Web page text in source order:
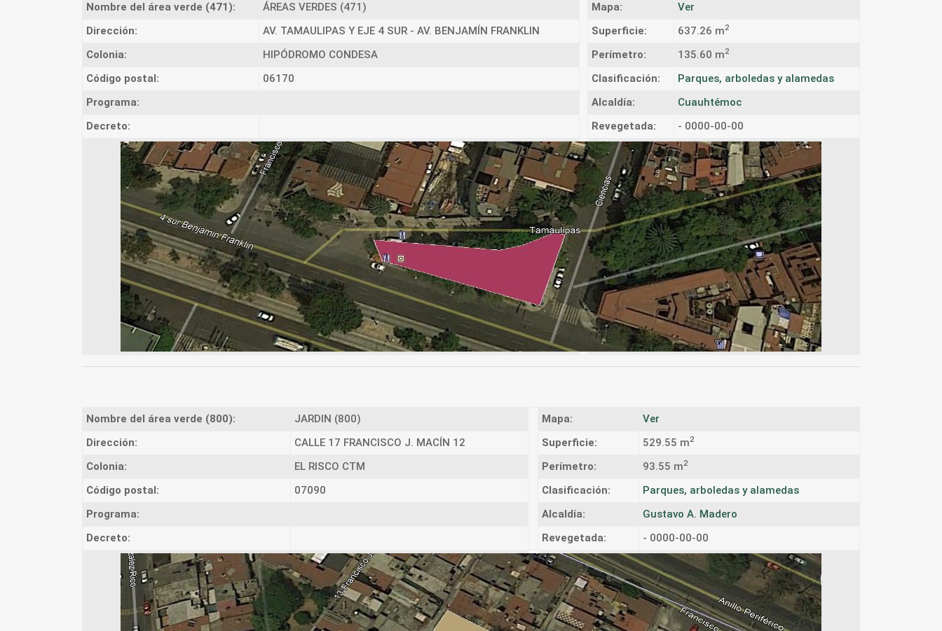
Nombre del área verde (471): ÁREAS VERDES (471) Mapa:
Ver
Dirección:
AV. TAMAULIPAS Y EJE 4 SUR - AV. BENJAMÍN FRANKLIN Superficie: 637.26 m2
Colonia: HIPÓDROMO CONDESA Perímetro: 135.60 m2
Código postal: 06170 Clasificación:
Parques, arboledas y alamedas
Programa:
Alcaldía:
Cuauhtémoc
Decreto:
Revegetada: - 0000-00-00
Nombre del área verde (800): JARDIN (800) Mapa:
Ver
Dirección:
CALLE 17 FRANCISCO J. MACÍN 12 Superficie: 529.55 m2
Colonia: EL RISCO CTM Perímetro: 93.55 m2
Código postal: 07090 Clasificación:
Parques, arboledas y alamedas
Programa:
Alcaldía:
Gustavo A. Madero
Decreto:
Revegetada: - 0000-00-00